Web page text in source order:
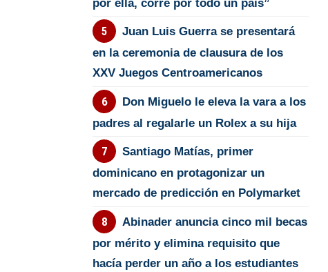
por ella, corre por todo un país”
Juan Luis Guerra se presentará
en la ceremonia de clausura de los
XXV Juegos Centroamericanos
Don Miguelo le eleva la vara a los
padres al regalarle un Rolex a su hija
Santiago Matías, primer
dominicano en protagonizar un
mercado de predicción en Polymarket
Abinader anuncia cinco mil becas
por mérito y elimina requisito que
hacía perder un año a los estudiantes